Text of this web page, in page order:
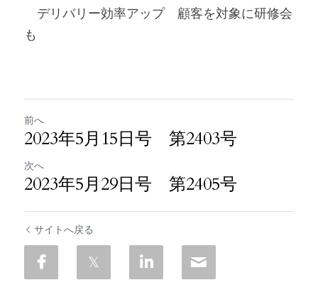
デリバリー効率アップ　顧客を対象に研修会
も
前へ
2023年5月15日号 第2403号
次へ
2023年5月29日号 第2405号
サイトへ戻る